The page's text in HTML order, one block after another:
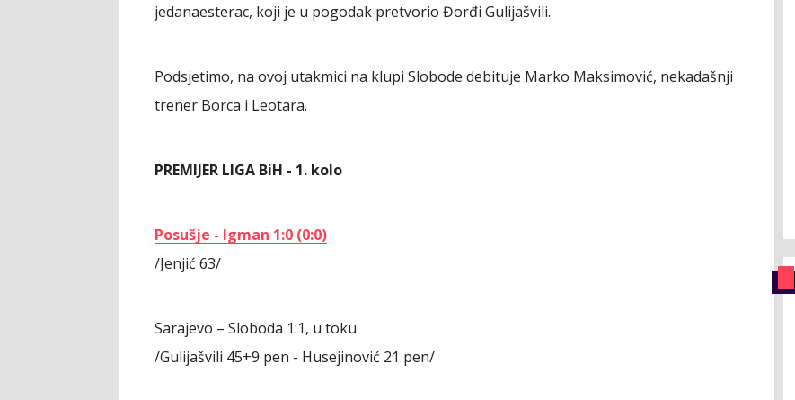
jedanaesterac, koji je u pogodak pretvorio Đorđi Gulijašvili.
Podsjetimo, na ovoj utakmici na klupi Slobode debituje Marko Maksimović, nekadašnji
trener Borca i Leotara.
PREMIJER LIGA BiH - 1. kolo
Posušje - Igman 1:0 (0:0)
/Jenjić 63/
Sarajevo – Sloboda 1:1, u toku
/Gulijašvili 45+9 pen - Husejinović 21 pen/